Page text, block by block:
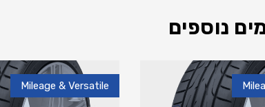
נוספים
Mileage & Versatile